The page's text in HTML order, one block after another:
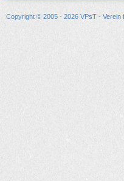
Copyright © 2005 - 2026 VPsT - Verein